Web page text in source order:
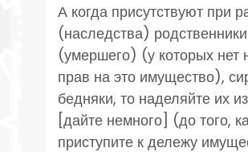
А когда присутствуют при
(наследства) родственники
(умершего) (у которых нет
прав на это имущество),
бедняки, то наделяйте их
[дайте немного] (до того,
приступите к дележу